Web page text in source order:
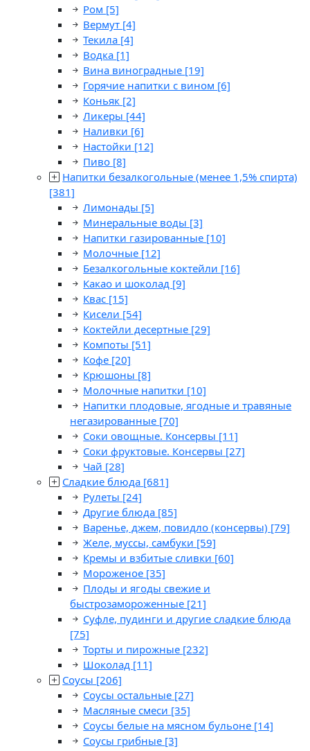
Ром [5]
Вермут [4]
Текила [4]
Водка [1]
Вина виноградные [19]
Горячие напитки с вином [6]
Коньяк [2]
Ликеры [44]
Наливки [6]
Настойки [12]
Пиво [8]
Напитки безалкогольные (менее 1,5% спирта)
[381]
Лимонады [5]
Минеральные воды [3]
Напитки газированные [10]
Молочные [12]
Безалкогольные коктейли [16]
Какао и шоколад [9]
Квас [15]
Кисели [54]
Коктейли десертные [29]
Компоты [51]
Кофе [20]
Крюшоны [8]
Молочные напитки [10]
Напитки плодовые, ягодные и травяные
негазированные [70]
Соки овощные. Консервы [11]
Соки фруктовые. Консервы [27]
Чай [28]
Сладкие блюда [681]
Рулеты [24]
Другие блюда [85]
Варенье, джем, повидло (консервы) [79]
Желе, муссы, самбуки [59]
Кремы и взбитые сливки [60]
Мороженое [35]
Плоды и ягоды свежие и
быстрозамороженные [21]
Суфле, пудинги и другие сладкие блюда
[75]
Торты и пирожные [232]
Шоколад [11]
Соусы [206]
Соусы остальные [27]
Масляные смеси [35]
Соусы белые на мясном бульоне [14]
Соусы грибные [3]